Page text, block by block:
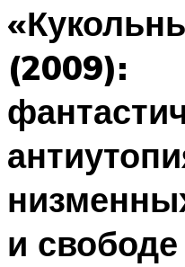
(2009):
и свободе